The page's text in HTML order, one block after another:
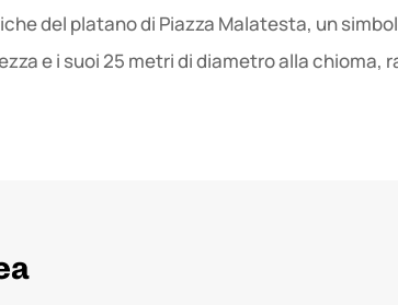
del platano di Piazza Malatesta, un
e i suoi 25 metri di diametro alla chioma,